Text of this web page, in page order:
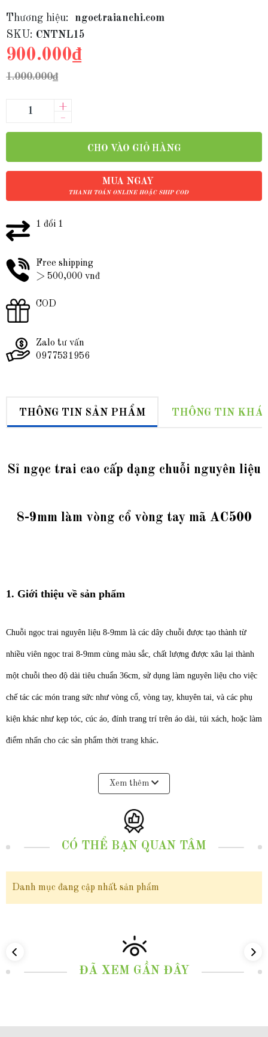
Thương hiệu:
ngoctraianchi.com
SKU: CNTNL15
900.000₫
1.000.000₫
–
+
CHO VÀO GIỎ HÀNG
MUA NGAY
THANH TOÁN ONLINE HOẶC SHIP COD
1 đổi 1
Free shipping
> 500,000 vnđ
COD
Zalo tư vấn
0977531956
THÔNG TIN SẢN PHẨM THÔNG TIN
Sỉ ngọc trai cao cấp dạng chuỗi nguyên liệu
8-9mm làm vòng cổ vòng tay mã AC500
1. Giới thiệu về sản phẩm
Chuỗi ngọc trai nguyên liệu 8-9mm là các dây chuỗi được tạo thành từ
nhiều viên ngọc trai 8-9mm cùng màu sắc, chất lượng được xâu lại thành
một chuỗi theo độ dài tiêu chuẩn 36cm, sử dụng làm nguyên liệu cho việc
chế tác các món trang sức như vòng cổ, vòng tay, khuyên tai, và các phụ
kiện khác như kẹp tóc, cúc áo, đính trang trí trên áo dài, túi xách, hoặc làm
điểm nhấn cho các sản phẩm thời trang khác.
2. Thông tin sản phẩm
Đơn giá: giá / 1 chuỗi
Quy cách đóng gói:dài 36cm/ 1 chuỗi
Loại ngọc trai:Ngọc trai thật nuôi nước ngọt tự nhiên cao cấp
Ngọc trai cao cấp có lớp xà cừ dày, bề mặt mịn màng bóng
loáng, hiếm vết sinh trưởng
Xem thêm
CÓ THỂ BẠN QUAN TÂM
Danh mục đang cập nhất sản phẩm
ĐÃ XEM GẦN ĐÂY